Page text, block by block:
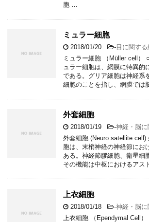
胞 …
ミュラー細胞
2018/01/20 -目に関す
ミュラー細胞 （Müller cell）
ュラー細胞は、網膜に特異的
である。グリア細胞は神経系
細胞のことを指し、網膜では
外套細胞
2018/01/19 -神経・脳
外套細胞 (Neuro satellite cell)
胞は、末梢神経の神経節にお
ある。神経節膠細胞、衛星細
その機能は中枢におけるアス
上衣細胞
2018/01/18 -神経・脳
上衣細胞 （Ependymal Cell